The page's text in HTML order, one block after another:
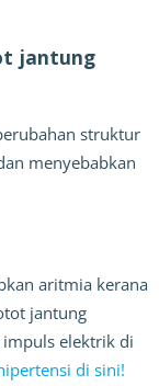
jantung
struktur
menyebabkan
aritmia kerana
jantung
elektrik di
di sini!